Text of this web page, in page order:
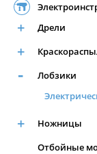
Дрели
Лобзики
Ножницы
Отбойные